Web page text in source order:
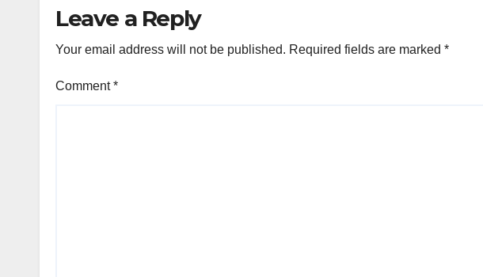
Leave a Reply
Your email address will not be published. Required fields are marked *
Comment*